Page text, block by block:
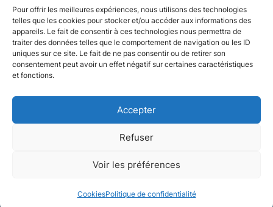
Pour offrir les meilleures expériences, nous utilisons des technologies
telles que les cookies pour stocker et/ou accéder aux informations des
appareils. Le fait de consentir à ces technologies nous permettra de
traiter des données telles que le comportement de navigation ou les ID
uniques sur ce site. Le fait de ne pas consentir ou de retirer son
consentement peut avoir un effet négatif sur certaines caractéristiques
et fonctions.
Accepter
Refuser
Voir les préférences
CookiesPolitique de confidentialité
Conception et réalisation :Plate